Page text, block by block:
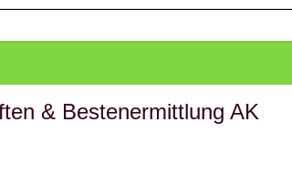
& Bestenermittlung AK